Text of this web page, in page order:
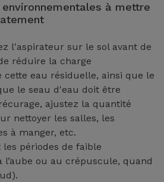
à mettre
l'aspirateur sur le sol avant de
réduire la charge
cette eau résiduelle, ainsi que le
le seau d'eau doit être
ajustez la quantité
nettoyer les salles, les
à manger, etc.
périodes de faible
l’aube ou au crépuscule, quand